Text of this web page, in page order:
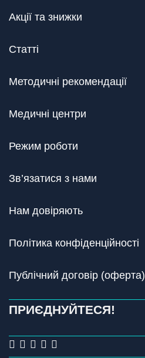
Акції та знижки
Статті
Методичні рекомендації
Медичні центри
Режим роботи
Зв’язатися з нами
Нам довіряють
Політика конфіденційності
Публічний договір (оферта)
ПРИЄДНУЙТЕСЯ!